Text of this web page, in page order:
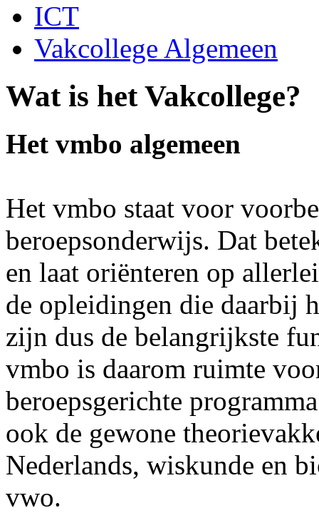
ICT
Vakcollege Algemeen
Wat is het Vakcollege?
Het vmbo algemeen
Het vmbo staat voor
beroepsonderwijs. Dat
en laat oriënteren op
de opleidingen die daarbij
zijn dus de belangrijkste
vmbo is daarom ruimte
beroepsgerichte
ook de gewone
Nederlands, wiskunde en
vwo.